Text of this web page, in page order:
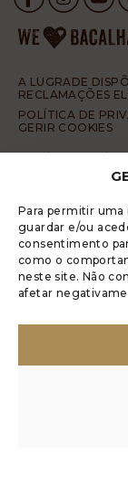
Para permitir uma
guardar e/ou
consentimento
como o
neste site. Não
afetar
A LUGRADE
RECLAMAÇÕES
POLÍTICA DE
GERIR COOKIES
CÓDIGO DE
© 2017 Rui Veríssimo